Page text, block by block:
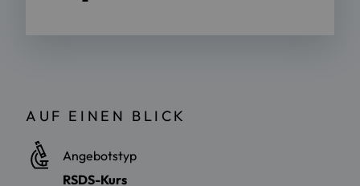
AUF EINEN BLICK
Angebotstyp
RSDS-Kurs